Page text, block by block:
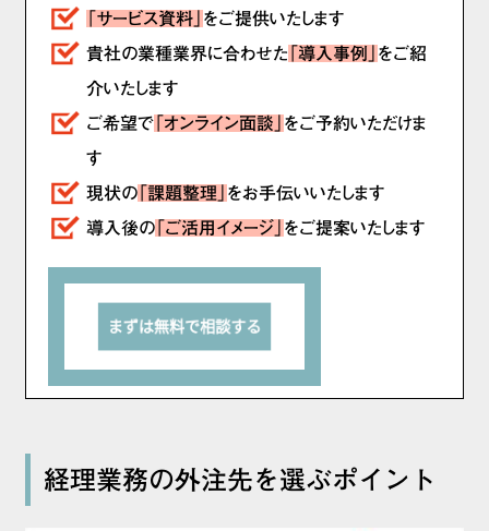
「サービス資料」 をご提供いたします
貴社の業種業界に合わせた 「導入事例」 をご紹
介いたします
ご希望で 「オンライン面談」 をご予約いただけま
す
現状の 「課題整理」 をお手伝いいたします
導入後の 「ご活用イメージ」 をご提案いたします
経理業務の外注先を選ぶポイント